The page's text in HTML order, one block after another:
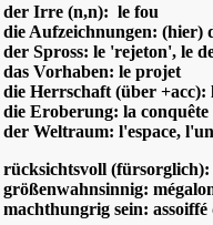
der Irre (n,n): le fou
die Aufzeichnungen: (hier)
der Spross: le 'rejeton', le
das Vorhaben: le projet
die Herrschaft (über
die Eroberung: la conquête
der Weltraum: l'espace,
rücksichtsvoll
größenwahnsinnig:
machthungrig sein: